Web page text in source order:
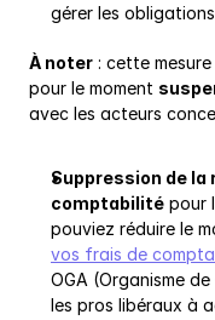
gérer les
À noter : cette
pour le moment
avec les acteurs
Suppression de la
comptabilité pour
pouviez réduire le
vos frais de
OGA (Organisme
les pros libéraux à